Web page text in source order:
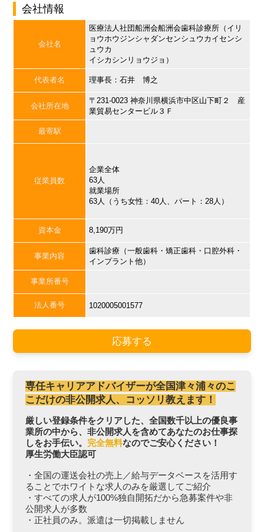
会社情報
会社名
医療法人社団船洲会船洲会歯科診療所（イリ
ョウホウジンシャダンセンシュウカイセンシ
ュウカ
イシカシンリョウジョ）
代表者名 理事長：石井 博之
会社所在地
〒231-0023 神奈川県横浜市中区山下町２ 産
業貿易センタービル３Ｆ
最寄駅
従業員数
企業全体
63人
就業場所
63人（うち女性：40人、パート：28人）
資本金 8,190万円
事業内容
歯科診療（一般歯科・矯正歯科・口腔外科・
インプラント他）
事業所番号
法人番号 1020005001577
応募する
専任キャリアアドバイザーが全国津々浦々のこ
こだけの非公開求人、コッソリ教えます！
厳しい登録条件をクリアした、全国数千以上の優良事
業所の中から、非公開求人を含めてあなたのお仕事探
しをお手伝い。 完全無料なのでご安心ください！
厚生労働大臣認可
・全国の運送会社の売上／給与データベースを活用す
ることでホワイトな求人のみを厳選してご紹介
・すべての求人が100%独自開拓だから急募案件や非
公開求人が多数
・正社員のみ。派遣は一切掲載しません